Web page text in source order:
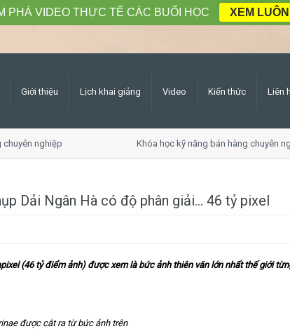
Giới thiệu Lịch khai giảng Video Kiến thức Liên
nghiệp Khóa học kỹ năng bán hàng chuyên
Dải Ngân Hà có độ phân giải... 46 tỷ pixel
(46 tỷ điểm ảnh) được xem là bức ảnh thiên văn lớn nhất thế giới
được cắt ra từ bức ảnh trên
PHÁ VIDEO THỰC TẾ CÁC BUỔI HỌC XEM LUÔN